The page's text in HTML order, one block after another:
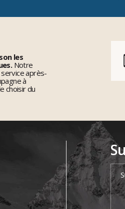
les
Notre
après-
à
choisir du